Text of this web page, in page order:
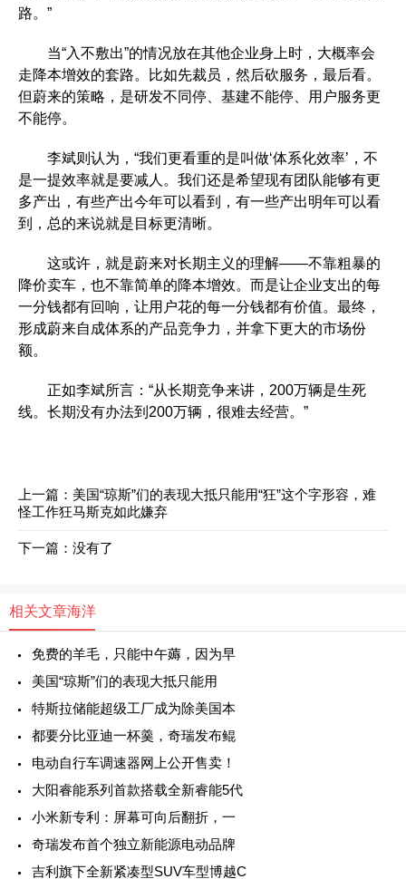
路。”
当“入不敷出”的情况放在其他企业身上时，大概率会
走降本增效的套路。比如先裁员，然后砍服务，最后看。
但蔚来的策略，是研发不同停、基建不能停、用户服务更
不能停。
李斌则认为，“我们更看重的是叫做‘体系化效率’，不
是一提效率就是要减人。我们还是希望现有团队能够有更
多产出，有些产出今年可以看到，有一些产出明年可以看
到，总的来说就是目标更清晰。
这或许，就是蔚来对长期主义的理解——不靠粗暴的
降价卖车，也不靠简单的降本增效。而是让企业支出的每
一分钱都有回响，让用户花的每一分钱都有价值。最终，
形成蔚来自成体系的产品竞争力，并拿下更大的市场份
额。
正如李斌所言：“从长期竞争来讲，200万辆是生死
线。长期没有办法到200万辆，很难去经营。”
上一篇： 美国“琼斯”们的表现大抵只能用“狂”这个字形容，难
怪工作狂马斯克如此嫌弃
下一篇：没有了
相关文章海洋
免费的羊毛，只能中午薅，因为早
美国“琼斯”们的表现大抵只能用
特斯拉储能超级工厂成为除美国本
都要分比亚迪一杯羹，奇瑞发布鲲
电动自行车调速器网上公开售卖！
大阳睿能系列首款搭载全新睿能5代
小米新专利：屏幕可向后翻折，一
奇瑞发布首个独立新能源电动品牌
吉利旗下全新紧凑型SUV车型博越C